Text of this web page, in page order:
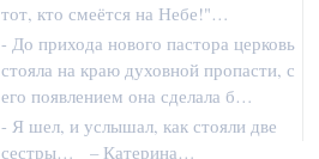
тот, кто смеётся на Небе!"…
- До прихода нового пастора церковь
стояла на краю духовной пропасти, с
его появлением она сделала б…
- Я шел, и услышал, как стояли две
сестры… – Катерина…